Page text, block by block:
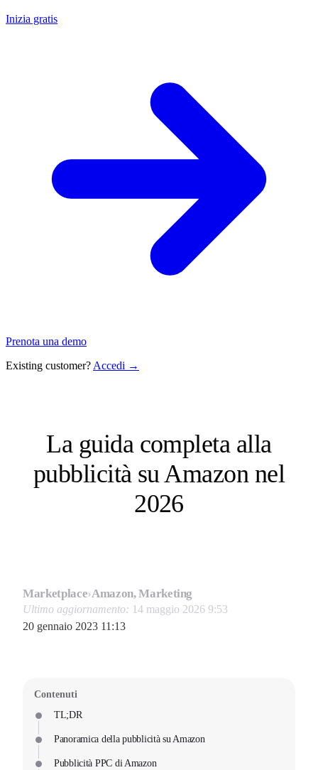
Inizia gratis
Prenota una demo
Existing customer? Accedi →
La guida completa alla
pubblicità su Amazon nel
2026
Marketplace›Amazon, Marketing
Ultimo aggiornamento: 14 maggio 2026 9:53
20 gennaio 2023 11:13
Contenuti
TL;DR
Panoramica della pubblicità su Amazon
Pubblicità PPC di Amazon